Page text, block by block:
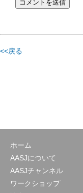
<<戻る
ホーム
AASJについて
AASJチャンネル
ワークショップ